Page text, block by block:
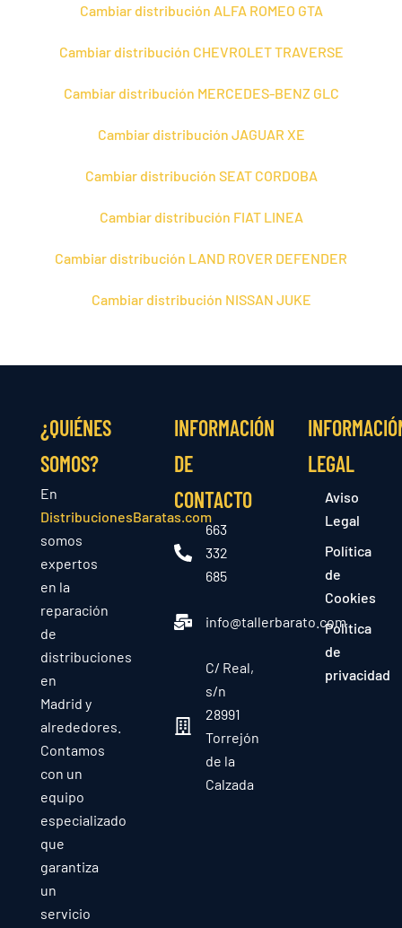
Cambiar distribución ALFA ROMEO GTA
Cambiar distribución CHEVROLET TRAVERSE
Cambiar distribución MERCEDES-BENZ GLC
Cambiar distribución JAGUAR XE
Cambiar distribución SEAT CORDOBA
Cambiar distribución FIAT LINEA
Cambiar distribución LAND ROVER DEFENDER
Cambiar distribución NISSAN JUKE
¿QUIÉNES
SOMOS?
En
DistribucionesBaratas.com
somos
expertos
en la
reparación
de
distribuciones
en
Madrid y
alrededores.
Contamos
con un
equipo
especializado
que
garantiza
un
servicio
INFORMACIÓN
DE
CONTACTO
663
332
685
info@tallerbarato.com
C/ Real,
s/n
28991
Torrejón
de la
Calzada
LEGAL
Aviso
Legal
Política
de
Cookies
Política
de
privacidad